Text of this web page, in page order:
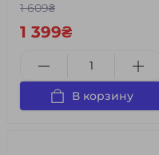
1 609₴
1 399₴
В корзину